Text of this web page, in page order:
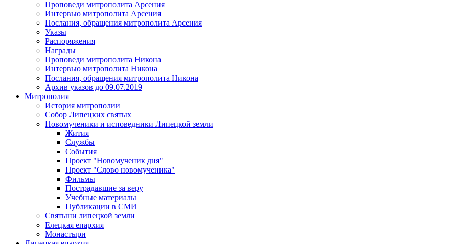
Проповеди митрополита Арсения
Интервью митрополита Арсения
Послания, обращения митрополита Арсения
Указы
Распоряжения
Награды
Проповеди митрополита Никона
Интервью митрополита Никона
Послания, обращения митрополита Никона
Архив указов до 09.07.2019
Митрополия
История митрополии
Собор Липецких святых
Новомученики и исповедники Липецкой земли
Жития
Службы
События
Проект "Новомученик дня"
Проект "Слово новомученика"
Фильмы
Пострадавшие за веру
Учебные материалы
Публикации в СМИ
Святыни липецкой земли
Елецкая епархия
Монастыри